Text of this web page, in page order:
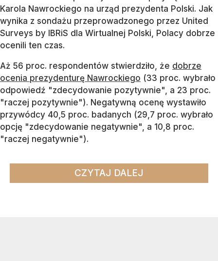
Karola Nawrockiego na urząd prezydenta Polski. Jak
wynika z sondażu przeprowadzonego przez United
Surveys by IBRiS dla Wirtualnej Polski, Polacy dobrze
ocenili ten czas.
Aż 56 proc. respondentów stwierdziło, że dobrze
ocenia prezydenturę Nawrockiego (33 proc. wybrało
odpowiedź "zdecydowanie pozytywnie", a 23 proc.
"raczej pozytywnie"). Negatywną ocenę wystawiło
przywódcy 40,5 proc. badanych (29,7 proc. wybrało
opcję "zdecydowanie negatywnie", a 10,8 proc.
"raczej negatywnie").
CZYTAJ DALEJ